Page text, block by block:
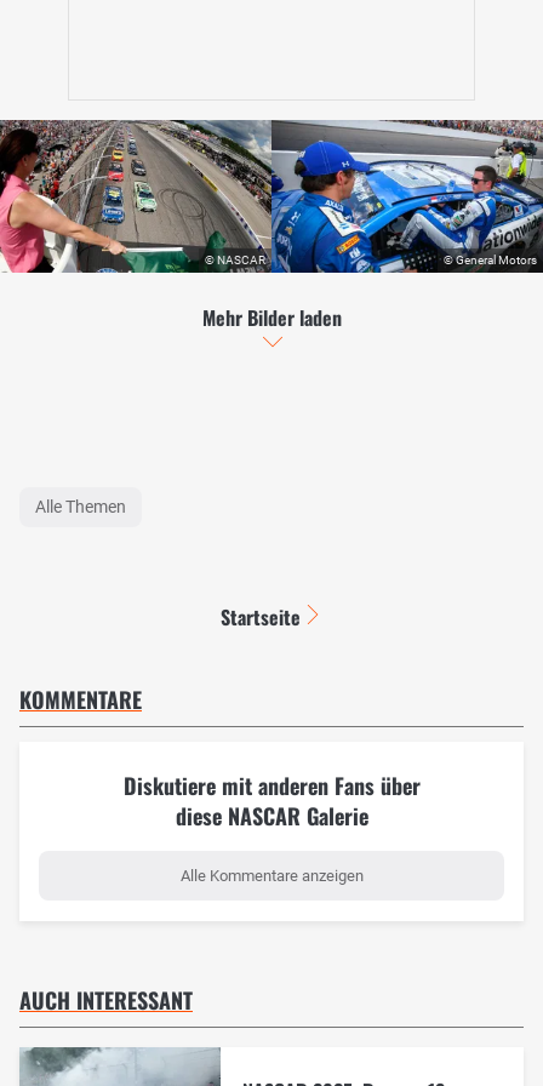
Mehr Bilder laden
Alle Themen
Startseite
KOMMENTARE
Diskutiere mit anderen Fans über
diese NASCAR Galerie
Alle Kommentare anzeigen
AUCH INTERESSANT